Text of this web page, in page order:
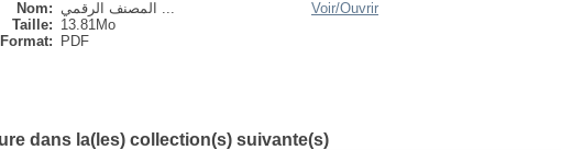
Nom:
المصنف الرقمي ...
Taille: 13.81Mo
Format:
PDF
Voir/Ouvrir
dans la(les) collection(s) suivante(s)